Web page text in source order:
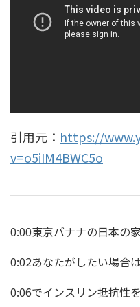
引用元： https://
v=o5iIM4BWC5o
0:00東京バナナの日本の
0:02あなたがしたい場合
0:06でインスリン抵抗性